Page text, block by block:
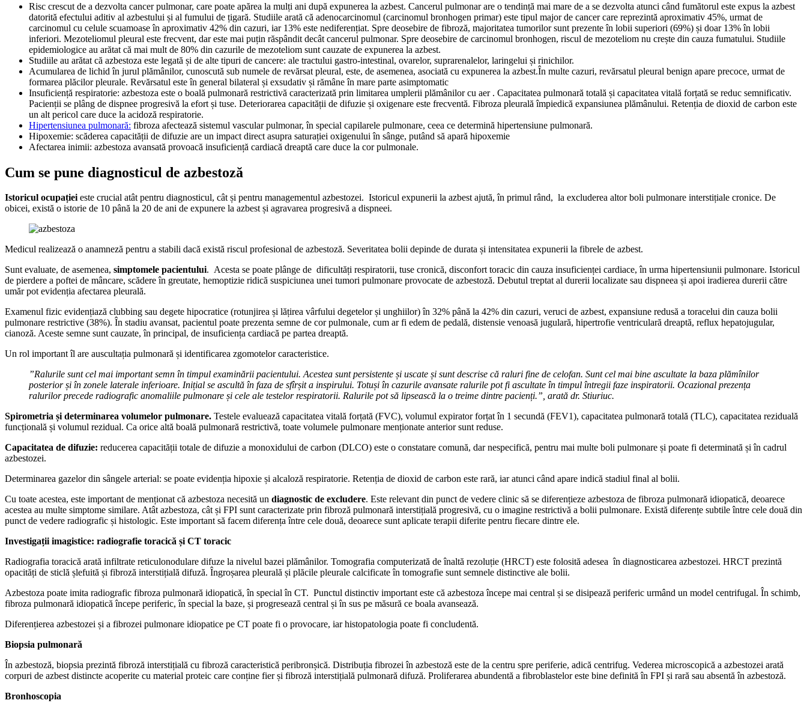
Risc crescut de a dezvolta cancer pulmonar, care poate apărea la mulți ani după expunerea la azbest. Cancerul pulmonar are o tendință mai mare de a se dezvolta atunci când fumătorul este expus la azbest
datorită efectului aditiv al azbestului și al fumului de țigară. Studiile arată că adenocarcinomul (carcinomul bronhogen primar) este tipul major de cancer care reprezintă aproximativ 45%, urmat de
carcinomul cu celule scuamoase în aproximativ 42% din cazuri, iar 13% este nediferențiat. Spre deosebire de fibroză, majoritatea tumorilor sunt prezente în lobii superiori (69%) și doar 13% în lobii
inferiori. Mezoteliomul pleural este frecvent, dar este mai puțin răspândit decât cancerul pulmonar. Spre deosebire de carcinomul bronhogen, riscul de mezoteliom nu crește din cauza fumatului. Studiile
epidemiologice au arătat că mai mult de 80% din cazurile de mezoteliom sunt cauzate de expunerea la azbest.
Studiile au arătat că azbestoza este legată și de alte tipuri de cancere: ale tractului gastro-intestinal, ovarelor, suprarenalelor, laringelui și rinichilor.
Acumularea de lichid în jurul plămânilor, cunoscută sub numele de revărsat pleural, este, de asemenea, asociată cu expunerea la azbest.În multe cazuri, revărsatul pleural benign apare precoce, urmat de
formarea plăcilor pleurale. Revărsatul este în general bilateral și exsudativ și rămâne în mare parte asimptomatic
Insuficiență respiratorie: azbestoza este o boală pulmonară restrictivă caracterizată prin limitarea umplerii plămânilor cu aer . Capacitatea pulmonară totală și capacitatea vitală forțată se reduc semnificativ.
Pacienții se plâng de dispnee progresivă la efort și tuse. Deteriorarea capacității de difuzie și oxigenare este frecventă. Fibroza pleurală împiedică expansiunea plămânului. Retenția de dioxid de carbon este
un alt pericol care duce la acidoză respiratorie.
Hipertensiunea pulmonară: fibroza afectează sistemul vascular pulmonar, în special capilarele pulmonare, ceea ce determină hipertensiune pulmonară.
Hipoxemie: scăderea capacității de difuzie are un impact direct asupra saturației oxigenului în sânge, putând să apară hipoxemie
Afectarea inimii: azbestoza avansată provoacă insuficiență cardiacă dreaptă care duce la cor pulmonale.
Cum se pune diagnosticul de azbestoză
Istoricul ocupațieieste crucial atât pentru diagnosticul, cât și pentru managementul azbestozei. Istoricul expunerii la azbest ajută, în primul rând, la excluderea altor boli pulmonare interstițiale cronice. De
obicei, există o istorie de 10 până la 20 de ani de expunere la azbest și agravarea progresivă a dispneei.
Medicul realizează o anamneză pentru a stabili dacă există riscul profesional de azbestoză. Severitatea bolii depinde de durata și intensitatea expunerii la fibrele de azbest.
Sunt evaluate, de asemenea, simptomele pacientului. Acesta se poate plânge de dificultăți respiratorii, tuse cronică, disconfort toracic din cauza insuficienței cardiace, în urma hipertensiunii pulmonare. Istoricul
de pierdere a poftei de mâncare, scădere în greutate, hemoptizie ridică suspiciunea unei tumori pulmonare provocate de azbestoză. Debutul treptat al durerii localizate sau dispneea și apoi iradierea durerii către
umăr pot evidenția afectarea pleurală.
Examenul fizic evidențiază clubbing sau degete hipocratice (rotunjirea și lățirea vârfului degetelor și unghiilor) în 32% până la 42% din cazuri, veruci de azbest, expansiune redusă a toracelui din cauza bolii
pulmonare restrictive (38%). În stadiu avansat, pacientul poate prezenta semne de cor pulmonale, cum ar fi edem de pedală, distensie venoasă jugulară, hipertrofie ventriculară dreaptă, reflux hepatojugular,
cianoză. Aceste semne sunt cauzate, în principal, de insuficiența cardiacă pe partea dreaptă.
Un rol important îl are auscultația pulmonară și identificarea zgomotelor caracteristice.
”Ralurile sunt cel mai important semn în timpul examinării pacientului. Acestea sunt persistente și uscate și sunt descrise că raluri fine de celofan. Sunt cel mai bine ascultate la baza plămînilor
posterior și în zonele laterale inferioare. Inițial se ascultă în faza de sfîrșit a inspirului. Totuși în cazurile avansate ralurile pot fi ascultate în timpul întregii faze inspiratorii. Ocazional prezența
ralurilor precede radiografic anomaliile pulmonare și cele ale testelor respiratorii. Ralurile pot să lipsească la o treime dintre pacienți.”, arată dr. Stiuriuc.
Spirometria și determinarea volumelor pulmonare. Testele evaluează capacitatea vitală forțată (FVC), volumul expirator forțat în 1 secundă (FEV1), capacitatea pulmonară totală (TLC), capacitatea reziduală
funcțională și volumul rezidual. Ca orice altă boală pulmonară restrictivă, toate volumele pulmonare menționate anterior sunt reduse.
Capacitatea de difuzie: reducerea capacității totale de difuzie a monoxidului de carbon (DLCO) este o constatare comună, dar nespecifică, pentru mai multe boli pulmonare și poate fi determinată și în cadrul
azbestozei.
Determinarea gazelor din sângele arterial: se poate evidenția hipoxie și alcaloză respiratorie. Retenția de dioxid de carbon este rară, iar atunci când apare indică stadiul final al bolii.
Cu toate acestea, este important de menționat că azbestoza necesită un diagnostic de excludere. Este relevant din punct de vedere clinic să se diferențieze azbestoza de fibroza pulmonară idiopatică, deoarece
acestea au multe simptome similare. Atât azbestoza, cât și FPI sunt caracterizate prin fibroză pulmonară interstițială progresivă, cu o imagine restrictivă a bolii pulmonare. Există diferențe subtile între cele două din
punct de vedere radiografic și histologic. Este important să facem diferența între cele două, deoarece sunt aplicate terapii diferite pentru fiecare dintre ele.
Investigații imagistice: radiografie toracică și CT toracic
Radiografia toracică arată infiltrate reticulonodulare difuze la nivelul bazei plămânilor. Tomografia computerizată de înaltă rezoluție (HRCT) este folosită adesea în diagnosticarea azbestozei. HRCT prezintă
opacități de sticlă șlefuită și fibroză interstițială difuză. Îngroșarea pleurală și plăcile pleurale calcificate în tomografie sunt semnele distinctive ale bolii.
Azbestoza poate imita radiografic fibroza pulmonară idiopatică, în special în CT. Punctul distinctiv important este că azbestoza începe mai central și se disipează periferic urmând un model centrifugal. În schimb,
fibroza pulmonară idiopatică începe periferic, în special la baze, și progresează central și în sus pe măsură ce boala avansează.
Diferențierea azbestozei și a fibrozei pulmonare idiopatice pe CT poate fi o provocare, iar histopatologia poate fi concludentă.
Biopsia pulmonară
În azbestoză, biopsia prezintă fibroză interstițială cu fibroză caracteristică peribronșică. Distribuția fibrozei în azbestoză este de la centru spre periferie, adică centrifug. Vederea microscopică a azbestozei arată
corpuri de azbest distincte acoperite cu material proteic care conține fier și fibroză interstițială pulmonară difuză. Proliferarea abundentă a fibroblastelor este bine definită în FPI și rară sau absentă în azbestoză.
Bronhoscopia